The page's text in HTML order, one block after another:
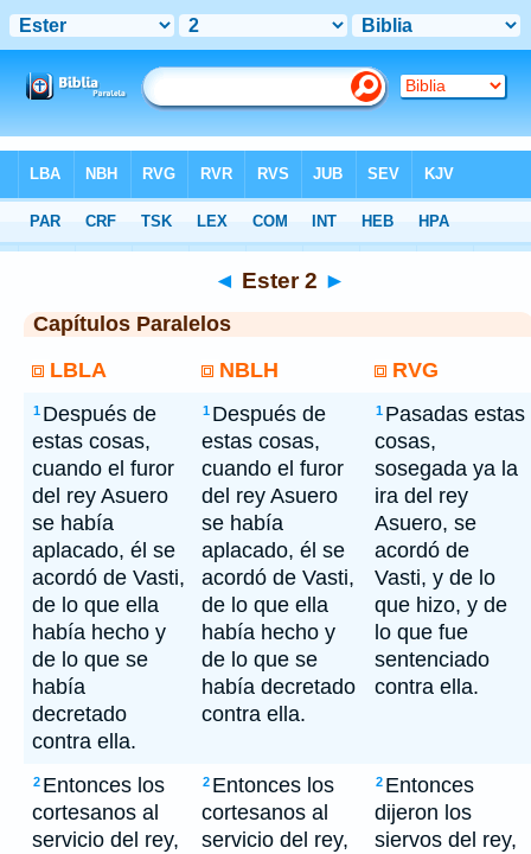
> Ester 2
◄ Ester 2 ►
Capítulos Paralelos
LBLA
NBLH RVG
1 Después de
estas cosas,
cuando el furor
del rey Asuero
se había
aplacado, él se
acordó de Vasti,
de lo que ella
había hecho y
de lo que se
había
decretado
contra ella.
1 Después de
estas cosas,
cuando el furor
del rey Asuero
se había
aplacado, él se
acordó de Vasti,
de lo que ella
había hecho y
de lo que se
había decretado
contra ella.
1 Pasadas estas
cosas,
sosegada ya la
ira del rey
Asuero, se
acordó de
Vasti, y de lo
que hizo, y de
lo que fue
sentenciado
contra ella.
2 Entonces los
cortesanos al
servicio del rey,
2 Entonces los
cortesanos al
servicio del rey,
2 Entonces
dijeron los
siervos del rey,